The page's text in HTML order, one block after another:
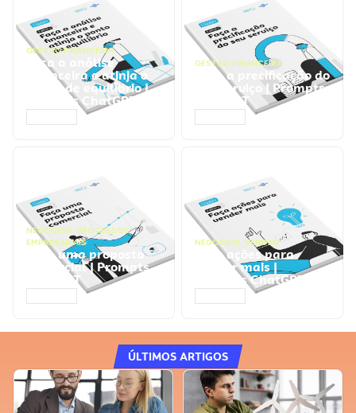
GESTÃO FINANCEIRA
Faça a análise
financeira e atinja o
ponto de equilíbrio |
Prompts ChatGPT
GESTÃO FINANCEIRA
Faça a precificação do
seu serviço | Prompts
ChatGPT
NEGÓCIOS, PROCESSOS
EMPRESARIAIS
Faça uma proposta
comercial | Prompts
ChatGPT
NEGÓCIOS, VENDAS
Faça ações para
vender mais |
Prompts ChatGPT
ÚLTIMOS ARTIGOS